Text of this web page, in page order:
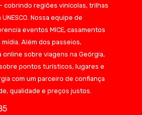
cobrindo regiões vinícolas, trilhas
Nossa equipe de
eventos MICE, casamentos
Além dos passeios,
online sobre viagens na Geórgia,
pontos turísticos, lugares e
com um parceiro de confiança
qualidade e preços justos.